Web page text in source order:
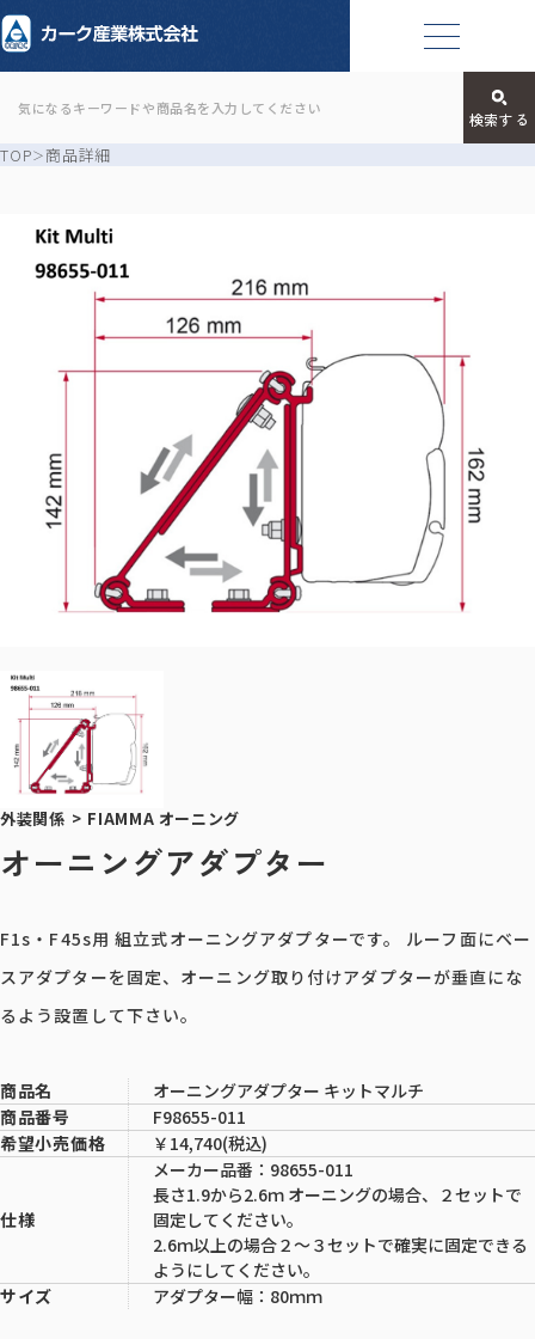
TOP 商品詳細
外装関係 > FIAMMA オーニング
オーニングアダプター
F1s・F45s用 組立式オーニングアダプターです。 ルーフ面にベー
スアダプターを固定、オーニング取り付けアダプターが垂直にな
るよう設置して下さい。
商品名
オーニングアダプター キットマルチ
商品番号
F98655-011
希望小売価格
￥14,740(税込)
仕様
メーカー品番：98655-011
長さ1.9から2.6ｍ オーニングの場合、２セットで
固定してください。
2.6ｍ以上の場合２～３セットで確実に固定できる
ようにしてください。
サイズ
アダプター幅：80ｍｍ